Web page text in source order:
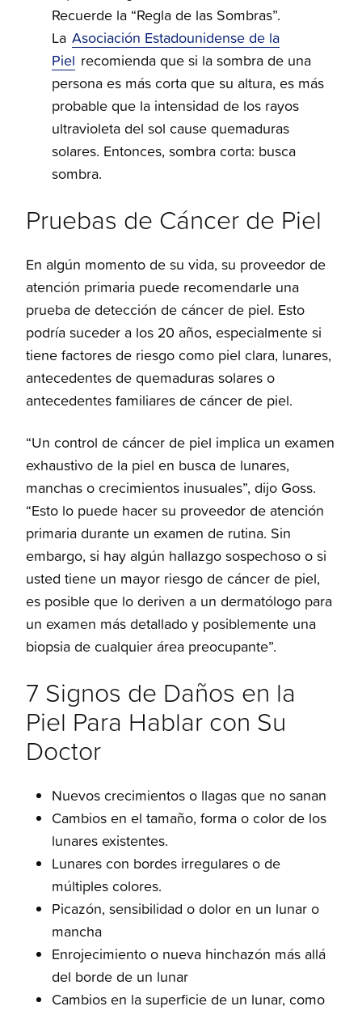
Recuerde la “Regla de las Sombras”.
La Asociación Estadounidense de la
Piel recomienda que si la sombra de una
persona es más corta que su altura, es más
probable que la intensidad de los rayos
ultravioleta del sol cause quemaduras
solares. Entonces, sombra corta: busca
sombra.
Pruebas de Cáncer de Piel
En algún momento de su vida, su proveedor de
atención primaria puede recomendarle una
prueba de detección de cáncer de piel. Esto
podría suceder a los 20 años, especialmente si
tiene factores de riesgo como piel clara, lunares,
antecedentes de quemaduras solares o
antecedentes familiares de cáncer de piel.
“Un control de cáncer de piel implica un examen
exhaustivo de la piel en busca de lunares,
manchas o crecimientos inusuales”, dijo Goss.
“Esto lo puede hacer su proveedor de atención
primaria durante un examen de rutina. Sin
embargo, si hay algún hallazgo sospechoso o si
usted tiene un mayor riesgo de cáncer de piel,
es posible que lo deriven a un dermatólogo para
un examen más detallado y posiblemente una
biopsia de cualquier área preocupante”.
7 Signos de Daños en la
Piel Para Hablar con Su
Doctor
Nuevos crecimientos o llagas que no sanan
Cambios en el tamaño, forma o color de los
lunares existentes.
Lunares con bordes irregulares o de
múltiples colores.
Picazón, sensibilidad o dolor en un lunar o
mancha
Enrojecimiento o nueva hinchazón más allá
del borde de un lunar
Cambios en la superficie de un lunar, como